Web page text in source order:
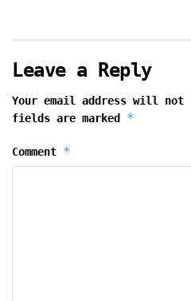
Leave a Reply
Your email address will not
fields are marked *
Comment *